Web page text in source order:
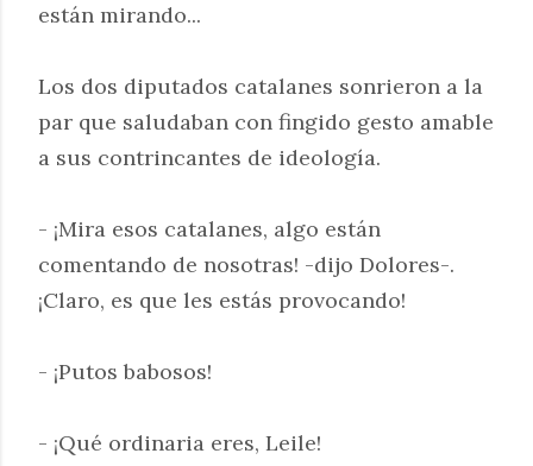
están mirando...
Los dos diputados catalanes sonrieron a la
par que saludaban con fingido gesto amable
a sus contrincantes de ideología.
- ¡Mira esos catalanes, algo están
comentando de nosotras! -dijo Dolores-.
¡Claro, es que les estás provocando!
- ¡Putos babosos!
- ¡Qué ordinaria eres, Leile!